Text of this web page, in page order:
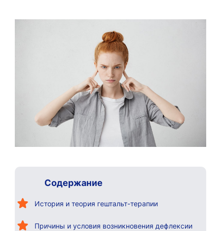
Содержание
История и теория гештальт-терапии
Причины и условия возникновения дефлексии